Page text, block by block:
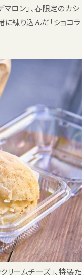
マロン」、春限定のカシ
に練り込んだ「ショコラ
リームチーズ」、特製た